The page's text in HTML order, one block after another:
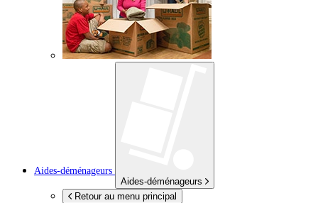
Aides-déménageurs
Aides-déménageurs
Retour au menu principal